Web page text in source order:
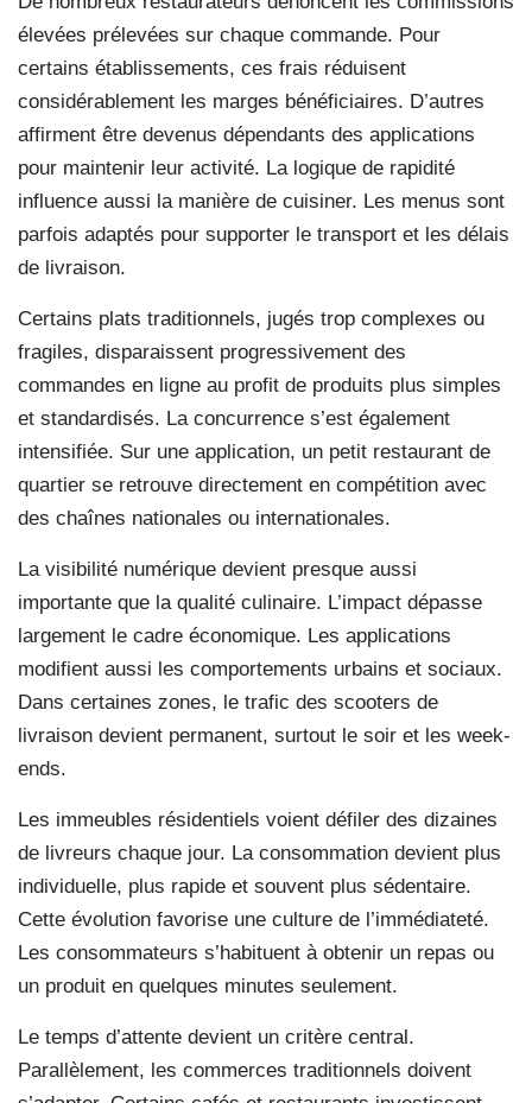
élevées prélevées sur chaque commande. Pour
certains établissements, ces frais réduisent
considérablement les marges bénéficiaires. D’autres
affirment être devenus dépendants des applications
pour maintenir leur activité. La logique de rapidité
influence aussi la manière de cuisiner. Les menus sont
parfois adaptés pour supporter le transport et les délais
de livraison.
Certains plats traditionnels, jugés trop complexes ou
fragiles, disparaissent progressivement des
commandes en ligne au profit de produits plus simples
et standardisés. La concurrence s’est également
intensifiée. Sur une application, un petit restaurant de
quartier se retrouve directement en compétition avec
des chaînes nationales ou internationales.
La visibilité numérique devient presque aussi
importante que la qualité culinaire. L’impact dépasse
largement le cadre économique. Les applications
modifient aussi les comportements urbains et sociaux.
Dans certaines zones, le trafic des scooters de
livraison devient permanent, surtout le soir et les week-
ends.
Les immeubles résidentiels voient défiler des dizaines
de livreurs chaque jour. La consommation devient plus
individuelle, plus rapide et souvent plus sédentaire.
Cette évolution favorise une culture de l’immédiateté.
Les consommateurs s’habituent à obtenir un repas ou
un produit en quelques minutes seulement.
Le temps d’attente devient un critère central.
Parallèlement, les commerces traditionnels doivent